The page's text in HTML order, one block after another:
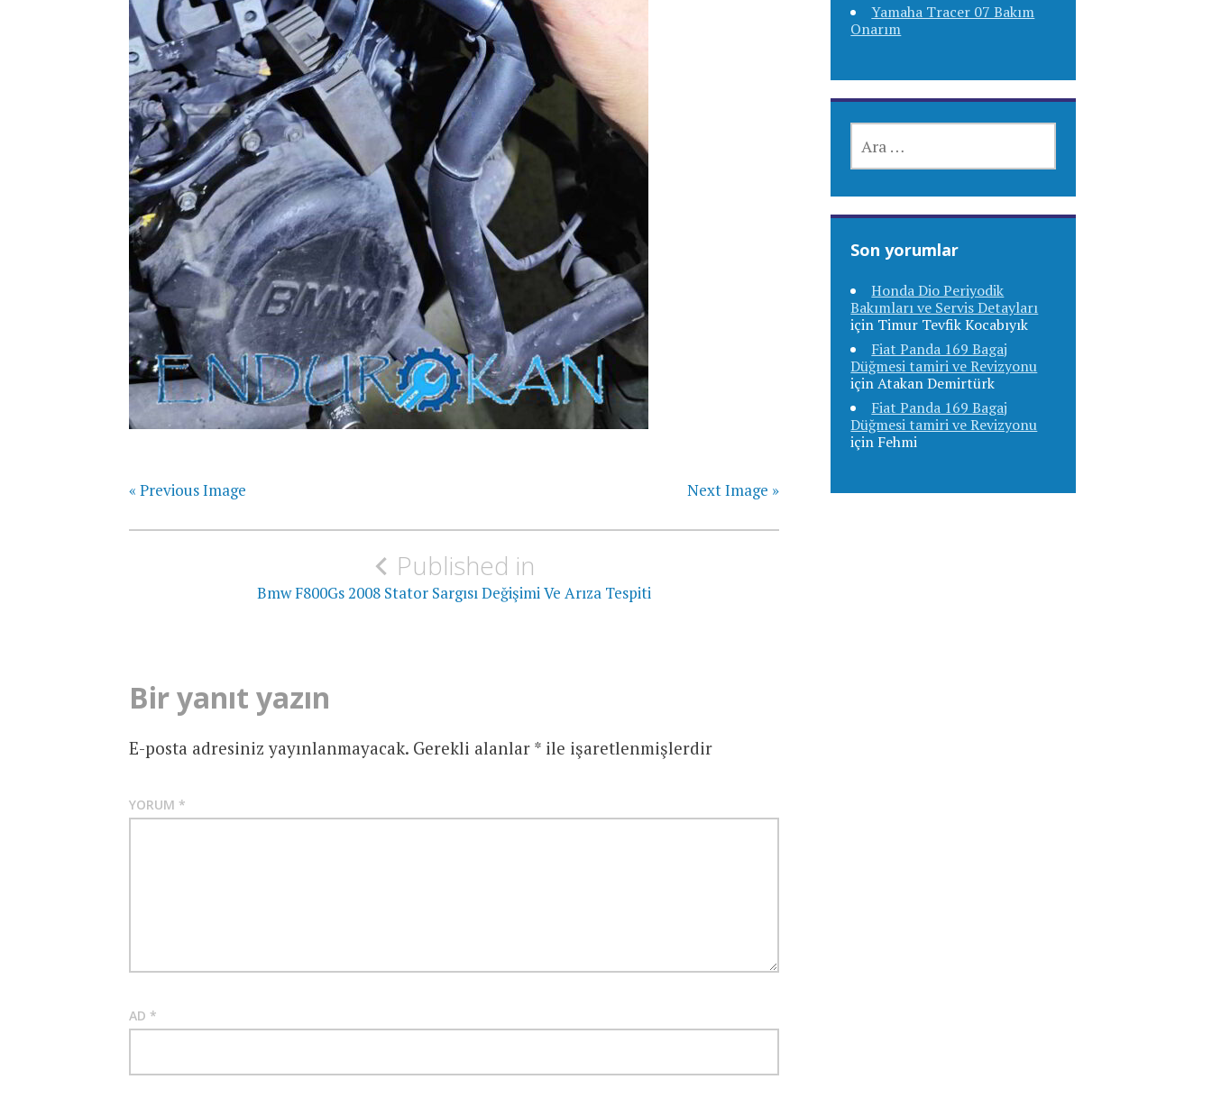
« Previous Image Next Image »
Yazı
Published in
Bmw F800Gs 2008 Stator Sargısı Değişimi Ve Arıza Tespiti
Bir yanıt yazın
E-posta adresiniz yayınlanmayacak. Gerekli alanlar *ile işaretlenmişlerdir
YORUM *
AD *
Yamaha Tracer 07 Bakım
Onarım
Son yorumlar
Honda Dio Periyodik
Bakımları ve Servis Detayları
için Timur Tevfik Kocabıyık
Fiat Panda 169 Bagaj
Düğmesi tamiri ve Revizyonu
içinAtakan Demirtürk
Fiat Panda 169 Bagaj
Düğmesi tamiri ve Revizyonu
için Fehmi